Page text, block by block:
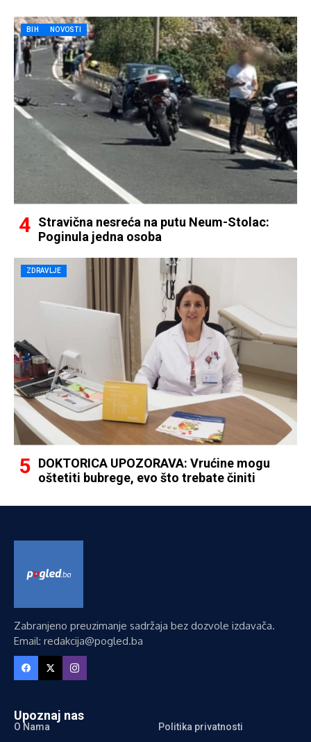
BIH NOVOSTI
Stravična nesreća na putu Neum-Stolac:
Poginula jedna osoba
ZDRAVLJE
DOKTORICA UPOZORAVA: Vrućine mogu
oštetiti bubrege, evo što trebate činiti
Zabranjeno preuzimanje sadržaja bez dozvole izdavača.
Email: redakcija@pogled.ba
Upoznaj nas
O Nama
Politika privatnosti